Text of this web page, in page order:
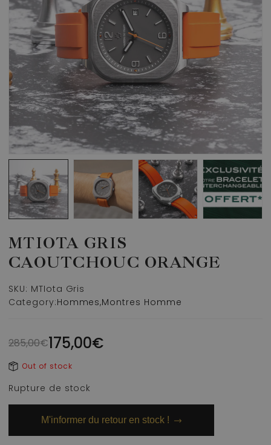
MTIOTA GRIS
CAOUTCHOUC ORANGE
SKU: MTIota Gris
Category:Hommes,Montres Homme
285,00€175,00€
Out of stock
Rupture de stock
M'informer du retour en stock !